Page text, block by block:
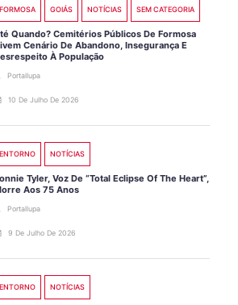
FORMOSA GOIÁS NOTÍCIAS SEM CATEGORIA
Quando? Cemitérios Públicos De Formosa
Cenário De Abandono, Insegurança E
À População
Portallupa
10 De Julho De 2026
ENTORNO NOTÍCIAS
Tyler, Voz De “Total Eclipse Of The Heart”,
Aos 75 Anos
Portallupa
9 De Julho De 2026
ENTORNO NOTÍCIAS